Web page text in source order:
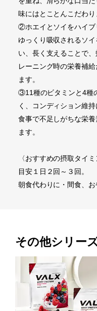
味にはとことんこだわり
②ホエイとソイをハイブ
ゆっくり吸収されるソ
い、長く支えることで
レーニング時の栄養補
ます。
③11種のビタミンと4種
く、コンディション維
食事で不足しがちな栄
ます。
〈おすすめの摂取タイミ
目安１日２回～３回。
朝食代わりに・間食、お
その他シリー